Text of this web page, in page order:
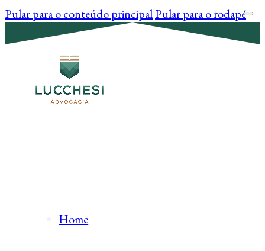
Pular para o conteúdo principalPular para o rodapé
Home